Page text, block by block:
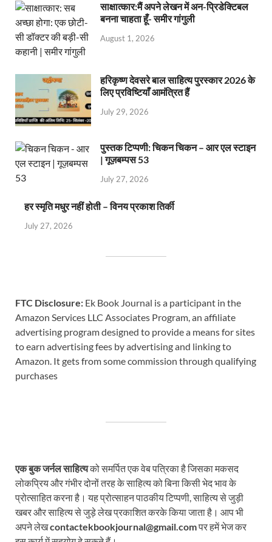
साक्षात्कार:मैं अपने लेखन में अन-प्रिडेक्टिबल
बनना चाहता हूँ- समीर गांगुली
August 1, 2026
हरिकृष्ण देवसरे बाल साहित्य पुरस्कार 2026 के
लिए प्रविष्टियाँ आमंत्रित हैं
July 29, 2026
पुस्तक टिप्पणी: चिकन चिकन – आर एल स्टाइन
| गूज़बम्पस 53
July 27, 2026
हर स्मृति मधुर नहीं होती – विनय प्रकाश तिर्की
July 27, 2026
FTC Disclosure: Ek Book Journal is a participant in the
Amazon Services LLC Associates Program, an affiliate
advertising program designed to provide a means for sites
to earn advertising fees by advertising and linking to
Amazon. It gets from some commission through qualifying
purchases
एक बुक जर्नल साहित्यको समर्पित एक वेब पत्रिका है जिसका मकसद
लोकप्रिय और गंभीर दोनों तरह के साहित्य को बिना किसी भेद भाव के
प्रोत्साहित करना है। यह प्रोत्साहन पाठकीय टिप्पणी, साहित्य से जुड़ी
खबर और साहित्य से जुड़े लेख प्रकाशित करके किया जाता है। आप भी
अपने लेखcontactekbookjournal@gmail.comपर हमें भेज कर